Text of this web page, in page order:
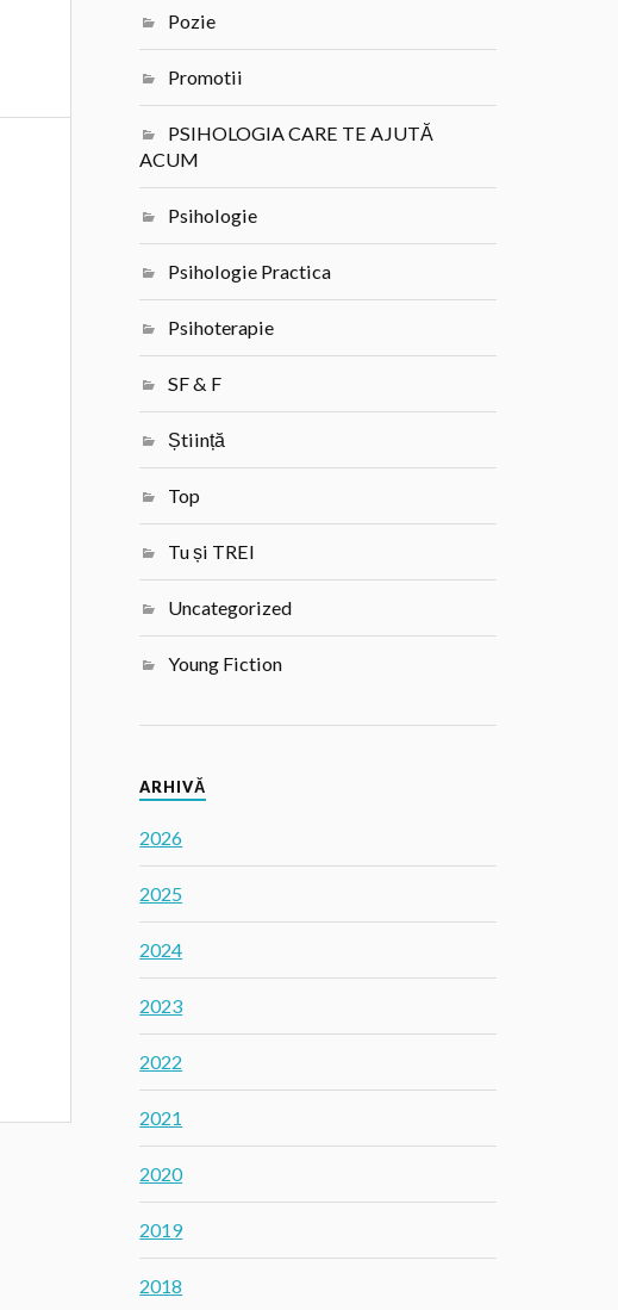
Pozie
Promotii
PSIHOLOGIA CARE TE AJUTĂ
ACUM
Psihologie
Psihologie Practica
Psihoterapie
SF & F
Știință
Top
Tu și TREI
Uncategorized
Young Fiction
ARHIVĂ
2026
2025
2024
2023
2022
2021
2020
2019
2018